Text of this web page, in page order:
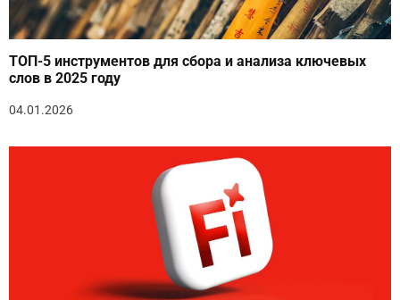
ТОП-5 инструментов для сбора и анализа ключевых
слов в 2025 году
04.01.2026